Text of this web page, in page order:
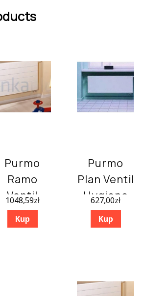
Purmo
Plan Ventil
Hygiene
FHV10
300×900
627,00zł
Kup
Purmo
Ramo
Ventil
Compact
Rcv21
1048,59zł
Kup